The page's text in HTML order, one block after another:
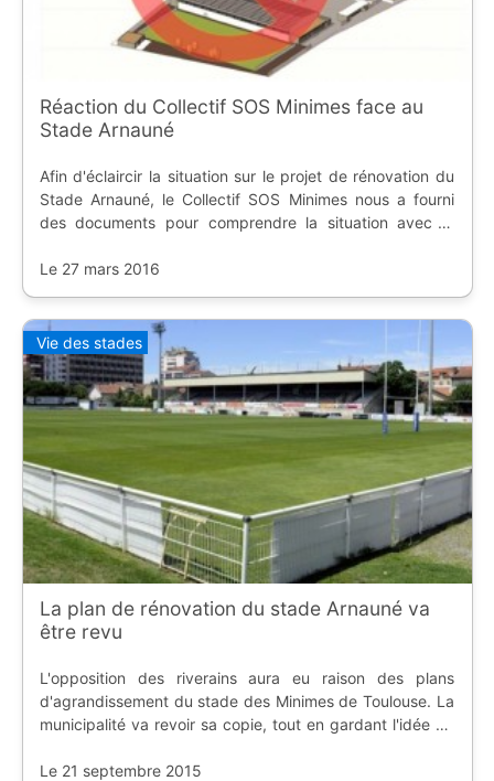
Réaction du Collectif SOS Minimes face au
Stade Arnauné
Afin d'éclaircir la situation sur le projet de rénovation du
Stade Arnauné, le Collectif SOS Minimes nous a fourni
des documents pour comprendre la situation avec la
Le 27 mars 2016
Vie des stades
La plan de rénovation du stade Arnauné va
être revu
L'opposition des riverains aura eu raison des plans
d'agrandissement du stade des Minimes de Toulouse. La
municipalité va revoir sa copie, tout en gardant l'idée du
Le 21 septembre 2015